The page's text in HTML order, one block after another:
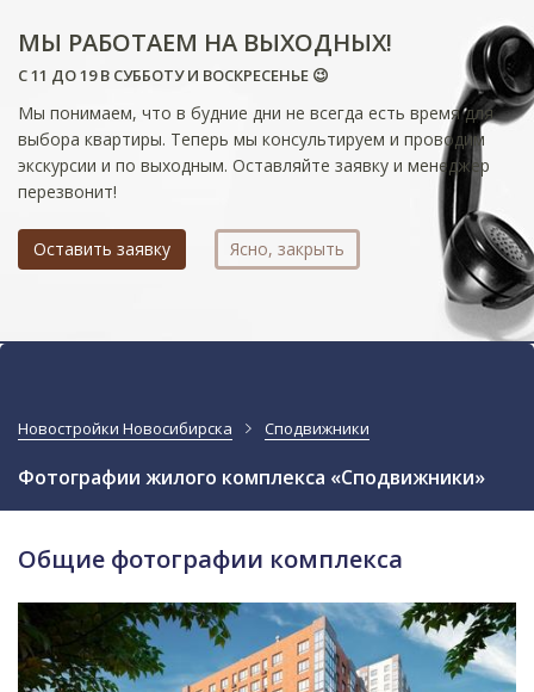
МЫ РАБОТАЕМ НА ВЫХОДНЫХ!
С 11 ДО 19 В СУББОТУ И ВОСКРЕСЕНЬЕ 😉
Мы понимаем, что в будние дни не всегда есть время для
выбора квартиры. Теперь мы консультируем и проводим
экскурсии и по выходным. Оставляйте заявку и менеджер
перезвонит!
Оставить заявку Ясно, закрыть
Новостройки Новосибирска Сподвижники
Фотографии жилого комплекса «Сподвижники»
Общие фотографии комплекса